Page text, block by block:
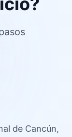
de Cancún,